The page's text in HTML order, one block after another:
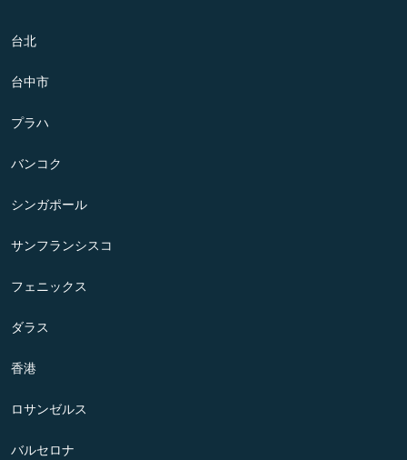
台北
台中市
プラハ
バンコク
シンガポール
サンフランシスコ
フェニックス
ダラス
香港
ロサンゼルス
バルセロナ